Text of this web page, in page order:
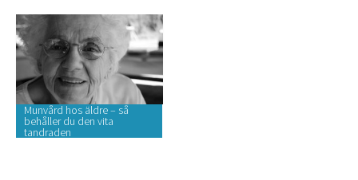
Munvård hos äldre – så
behåller du den vita
tandraden